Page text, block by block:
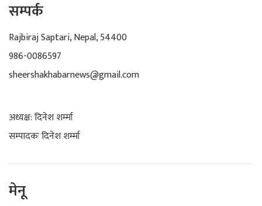
सम्पर्क
Rajbiraj Saptari, Nepal, 54400
986-0086597
sheershakhabarnews@gmail.com
अध्यक्ष: दिनेश शर्म्मा
सम्पादकः दिनेश शर्म्मा
मेनू